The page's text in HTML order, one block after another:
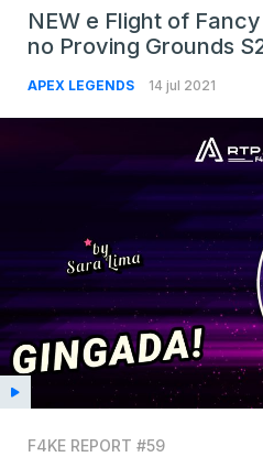
NEW e Flight of
no Proving Grounds
APEX LEGENDS 14 jul 2021
F4KE REPORT #59